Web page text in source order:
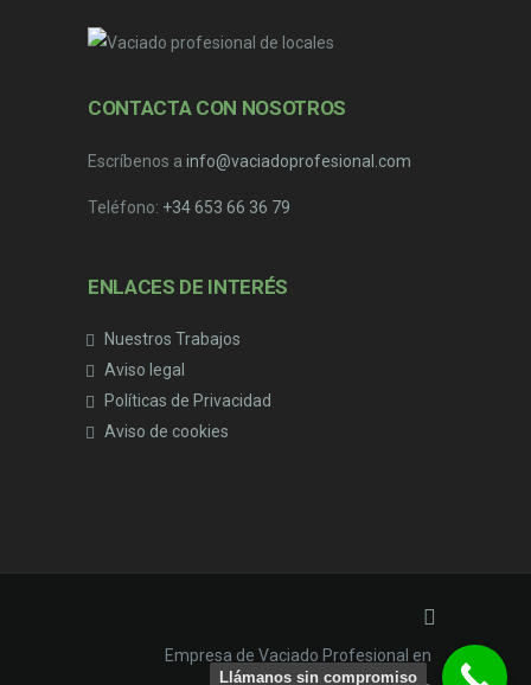
CONTACTA CON NOSOTROS
Escríbenos a info@vaciadoprofesional.com
Teléfono: +34 653 66 36 79
ENLACES DE INTERÉS
Nuestros Trabajos
Aviso legal
Políticas de Privacidad
Aviso de cookies
Empresa de Vaciado Profesional en
Llámanos sin compromiso